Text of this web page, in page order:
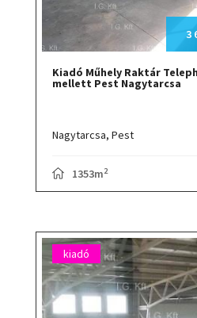
3
Kiadó Műhely Raktár
mellett Pest Nagytarcsa
Nagytarcsa, Pest
1353m2
kiadó